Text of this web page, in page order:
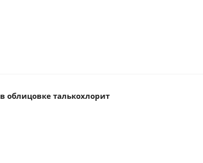
облицовке талькохлорит